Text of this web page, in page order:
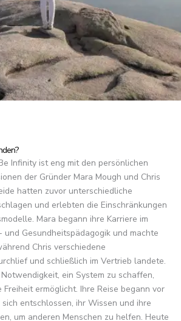
Infinity ist eng mit den persönlichen
der Gründer Mara Mough und Chris
hatten zuvor unterschiedliche
und erlebten die Einschränkungen
Mara begann ihre Karriere im
und Gesundheitspädagogik und machte
Chris verschiedene
und schließlich im Vertrieb landete.
ein System zu schaffen,
ermöglicht. Ihre Reise begann vor
sich entschlossen, ihr Wissen und ihre
um anderen Menschen zu helfen. Heute